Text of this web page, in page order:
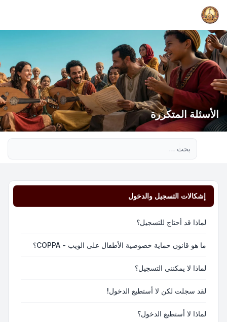
الأسئلة المتكررة
إشكالات التسجيل والدخول
لماذا قد أحتاج للتسجيل؟
ما هو قانون حماية خصوصية الأطفال على الويب - COPPA؟
لماذا لا يمكنني التسجيل؟
لقد سجلت لكن لا أستطيع الدخول!
لماذا لا أستطيع الدخول؟